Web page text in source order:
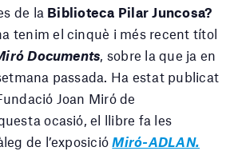
de la Biblioteca Pilar Juncosa?
tenim el cinquè i més recent títol
Documents, sobre la que ja en
passada. Ha estat publicat
Joan Miró de
ocasió, el llibre fa les
de l’exposicióMiró-ADLAN.